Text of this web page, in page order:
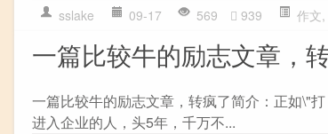
sslake 09-17 569 939 作文,
一篇比较牛的励志文章，
一篇比较牛的励志文章，转疯了简介：正如\"
进入企业的人，头5年，千万不...